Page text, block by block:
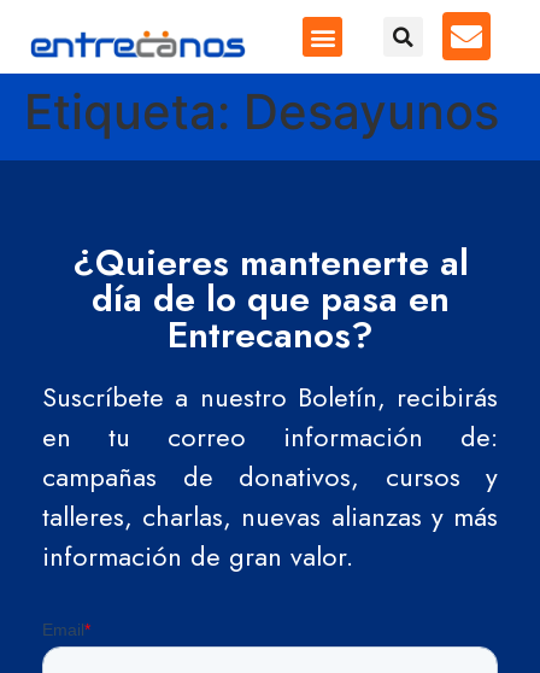
Etiqueta: Desayunos
¿Quieres mantenerte al
día de lo que pasa en
Entrecanos?
Suscríbete a nuestro Boletín, recibirás
en tu correo información de:
campañas de donativos, cursos y
talleres, charlas, nuevas alianzas y más
información de gran valor.